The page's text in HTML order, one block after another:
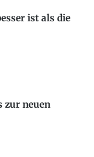
ist als die
zur neuen